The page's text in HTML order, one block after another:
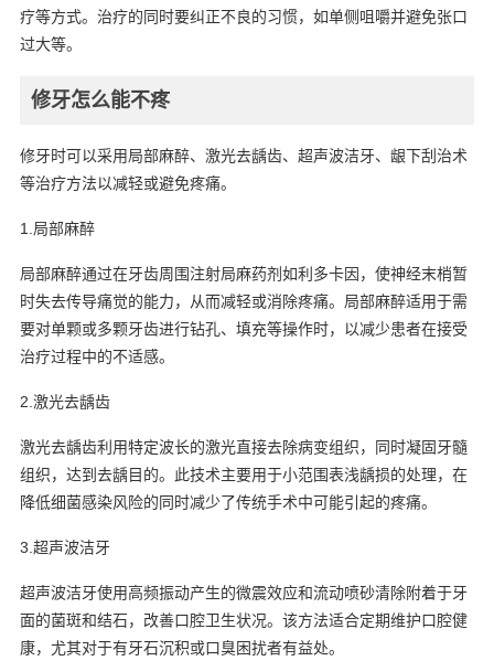
疗等方式。治疗的同时要纠正不良的习惯，如单侧咀嚼并避免张口
过大等。
修牙怎么能不疼
修牙时可以采用局部麻醉、激光去龋齿、超声波洁牙、龈下刮治术
等治疗方法以减轻或避免疼痛。
1.局部麻醉
局部麻醉通过在牙齿周围注射局麻药剂如利多卡因，使神经末梢暂
时失去传导痛觉的能力，从而减轻或消除疼痛。局部麻醉适用于需
要对单颗或多颗牙齿进行钻孔、填充等操作时，以减少患者在接受
治疗过程中的不适感。
2.激光去龋齿
激光去龋齿利用特定波长的激光直接去除病变组织，同时凝固牙髓
组织，达到去龋目的。此技术主要用于小范围表浅龋损的处理，在
降低细菌感染风险的同时减少了传统手术中可能引起的疼痛。
3.超声波洁牙
超声波洁牙使用高频振动产生的微震效应和流动喷砂清除附着于牙
面的菌斑和结石，改善口腔卫生状况。该方法适合定期维护口腔健
康，尤其对于有牙石沉积或口臭困扰者有益处。